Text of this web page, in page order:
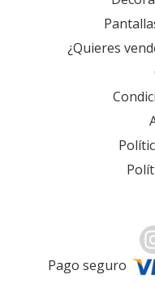
¿Quieres
Pago seguro